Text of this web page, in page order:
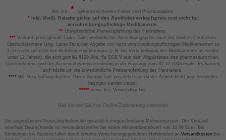
Alle mit
gekennzeichneten Felder sind Pflichtangaben.
*inkl. MwSt. Rabatte gelten auf den Apothekenverkaufspreis und nicht für
verschreibungspflichtige Medikamente.
** Unverbindliche Preisempfehlung des Herstellers.
*** Verkaufspreis gemäß Lauer-Taxe; verbindlicher Abrechnungspreis nach der Großen Deutschen
Spezialitätentaxe (sog. Lauer-Taxe) bei Abgabe von nicht verschreibungspflichtigen Medikamenten zu
Lasten der gesetzlichen Krankenversicherungen (z.B. bei Verschreibung des Medikaments an Kinder
unter 12 Jahren), die sich gemäß §129 Abs. 5a SGB V aus dem Abgabepreis des pharmazeutischen
Unternehmens und der Arzneimittelpreisverordnung in der Fassung zum 31.12.2003 ergibt. Es handelt
sich nicht um die unverbindliche Preisempfehlung des Herstellers.
****BK: Beschaffungskosten. Diese Summe fällt zusätzlich an, da der Artikel direkt vom Hersteller
bezogen werden muss.
*****verw. bis: Verwendbar bis.
Hier können Sie Ihre Cookie-Zustimmung widerrufen
Die angegebenen Preise beinhalten die gesetzlich vorgeschriebene Mehrwertsteuer. Der Versand
innerhalb Deutschlands ist versandkostenfrei bei einem Mindestbestellwert von 13,99 Euro. Bei
Sendungen ins Ausland fallen durch erhöhte Versicherungsgebühren Mehrkosten an VersandkostenBei